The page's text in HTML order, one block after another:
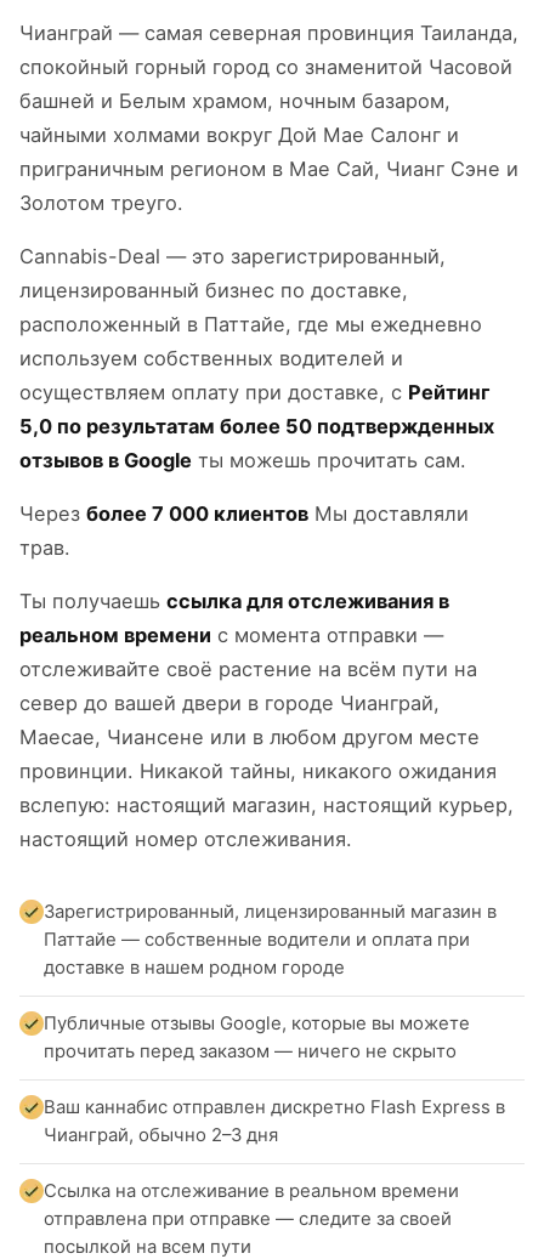
Чианграй — самая северная провинция Таиланда,
спокойный горный город со знаменитой Часовой
башней и Белым храмом, ночным базаром,
чайными холмами вокруг Дой Мае Салонг и
приграничным регионом в Мае Сай, Чианг Сэне и
Золотом треуго.
Cannabis-Deal — это зарегистрированный,
лицензированный бизнес по доставке,
расположенный в Паттайе, где мы ежедневно
используем собственных водителей и
осуществляем оплату при доставке, с Рейтинг
5,0 по результатам более 50 подтвержденных
отзывов в Google ты можешь прочитать сам.
Через более 7 000 клиентов Мы доставляли
трав.
Ты получаешь ссылка для отслеживания в
реальном времени с момента отправки —
отслеживайте своё растение на всём пути на
север до вашей двери в городе Чианграй,
Маесае, Чиансене или в любом другом месте
провинции. Никакой тайны, никакого ожидания
вслепую: настоящий магазин, настоящий курьер,
настоящий номер отслеживания.
Зарегистрированный, лицензированный магазин в
Паттайе — собственные водители и оплата при
доставке в нашем родном городе
Публичные отзывы Google, которые вы можете
прочитать перед заказом — ничего не скрыто
Ваш каннабис отправлен дискретно Flash Express в
Чианграй, обычно 2–3 дня
Ссылка на отслеживание в реальном времени
отправлена при отправке — следите за своей
посылкой на всем пути